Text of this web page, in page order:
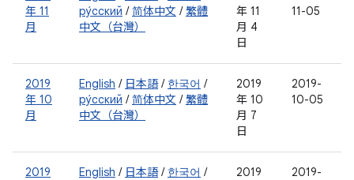
年 11
月
ру́сский /简体中文 / 繁體
中文（台灣）
年 11
月 4
日
11-05
2019
年 10
月
English / 日本語/ 한국어 /
ру́сский /简体中文 / 繁體
中文（台灣）
2019
年 10
月 7
日
2019-
10-05
2019
English / 日本語/ 한국어 /
2019
2019-